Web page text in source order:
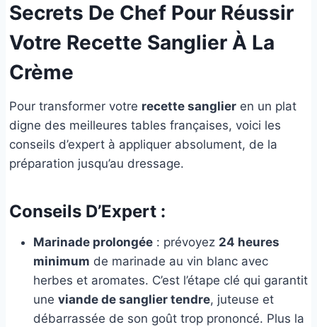
Secrets De Chef Pour Réussir
Votre Recette Sanglier À La
Crème
Pour transformer votre recette sanglier en un plat
digne des meilleures tables françaises, voici les
conseils d’expert à appliquer absolument, de la
préparation jusqu’au dressage.
Conseils D’Expert :
Marinade prolongée : prévoyez 24 heures
minimum de marinade au vin blanc avec
herbes et aromates. C’est l’étape clé qui garantit
une viande de sanglier tendre, juteuse et
débarrassée de son goût trop prononcé. Plus la